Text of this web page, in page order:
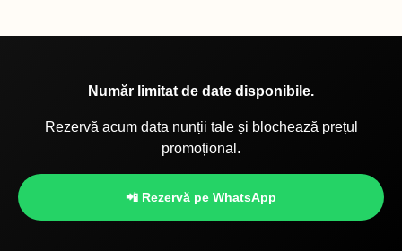
Număr limitat de date disponibile.
Rezervă acum data nunții tale și blochează prețul
promoțional.
📲 Rezervă pe WhatsApp